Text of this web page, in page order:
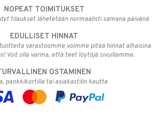
NOPEAT TOIMITUKSET
tilaukset lähetetään normaalisti samana päivänä
EDULLISET HINNAT
varastoomme voimme pitää hinnat alhaisina
Voit olla varma, että teet löytöjä sivuillamme.
OSTAMINEN
pankkikortilla tai asiakastilin kautta